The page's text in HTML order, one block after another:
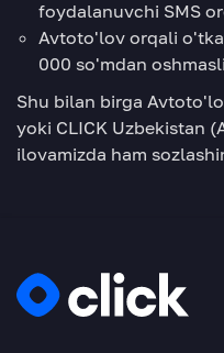
foydalanuvchi SMS
Avtoto'lov orqali
000 so'mdan
Shu bilan birga
yoki CLICK Uzbekistan
ilovamizda ham